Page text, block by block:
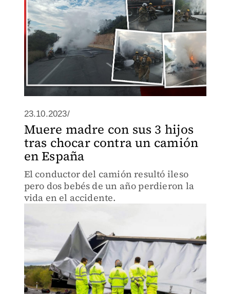
23.10.2023/
Muere madre con sus 3 hijos
tras chocar contra un camión
en España
El conductor del camión resultó ileso
pero dos bebés de un año perdieron la
vida en el accidente.